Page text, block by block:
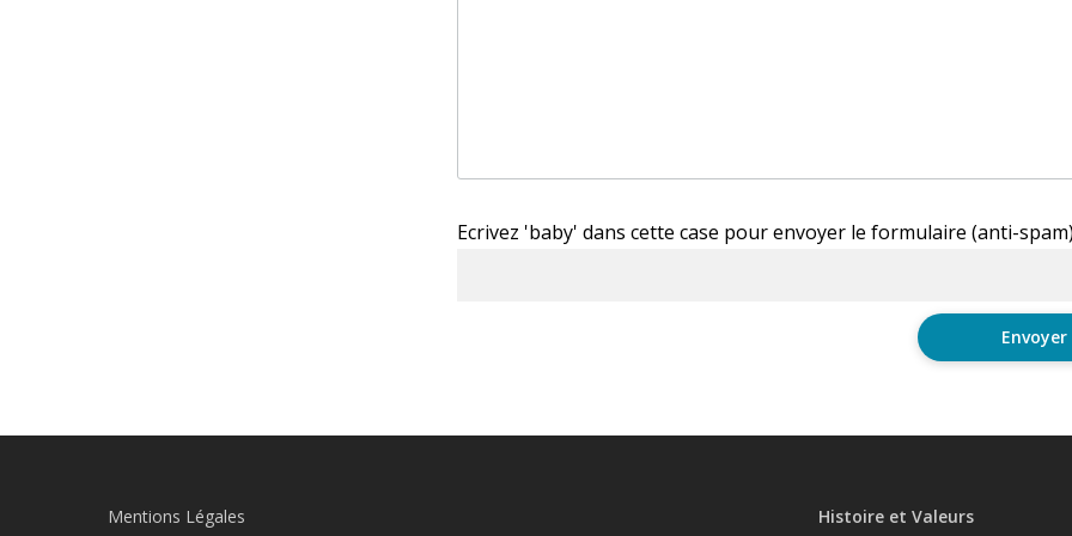
Ecrivez 'baby' dans cette case pour envoyer le formulaire (anti-
Mentions Légales Histoire et Valeurs